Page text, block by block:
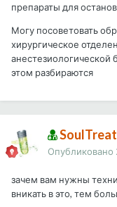
препараты для
Могу посоветовать
хирургическое
анестезиологической
этом разбираются
Опубликовано
зачем вам нужны
вникать в это, тем